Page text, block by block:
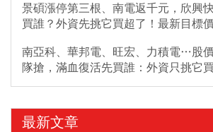
景碩漲停第三根、南電返千元，欣興
買誰？外資先挑它買超了！最新目標
南亞科、華邦電、旺宏、力積電…股
隊搶，滿血復活先買誰：外資只挑它
最新文章